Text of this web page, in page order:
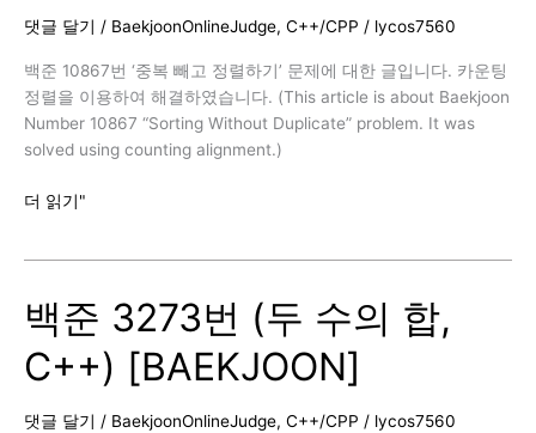
[BAEKJOON]
댓글 달기 / BaekjoonOnlineJudge, C++/CPP / lycos7560
백준 10867번 ‘중복 빼고 정렬하기’ 문제에 대한 글입니다. 카운팅
정렬을 이용하여 해결하였습니다. (This article is about Baekjoon
Number 10867 “Sorting Without Duplicate” problem. It was
solved using counting alignment.)
백
(중
복
빼
고
정
더 읽기"
백준 3273번 (두 수의 합,
C++) [BAEKJOON]
댓글 달기 / BaekjoonOnlineJudge, C++/CPP / lycos7560